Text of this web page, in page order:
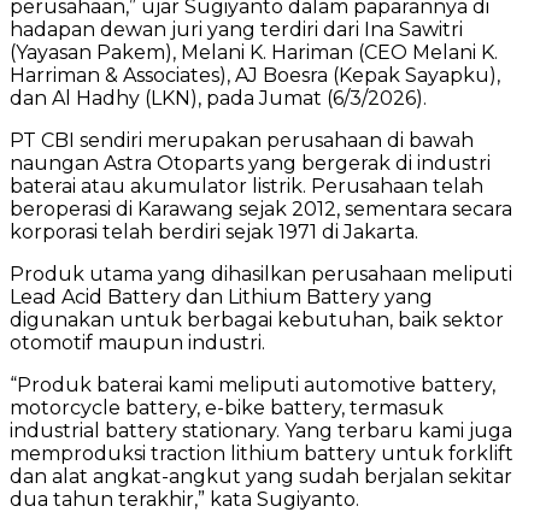
perusahaan,” ujar Sugiyanto dalam paparannya di
hadapan dewan juri yang terdiri dari Ina Sawitri
(Yayasan Pakem), Melani K. Hariman (CEO Melani K.
Harriman & Associates), AJ Boesra (Kepak Sayapku),
dan Al Hadhy (LKN), pada Jumat (6/3/2026).
PT CBI sendiri merupakan perusahaan di bawah
naungan Astra Otoparts yang bergerak di industri
baterai atau akumulator listrik. Perusahaan telah
beroperasi di Karawang sejak 2012, sementara secara
korporasi telah berdiri sejak 1971 di Jakarta.
Produk utama yang dihasilkan perusahaan meliputi
Lead Acid Battery dan Lithium Battery yang
digunakan untuk berbagai kebutuhan, baik sektor
otomotif maupun industri.
“Produk baterai kami meliputi automotive battery,
motorcycle battery, e-bike battery, termasuk
industrial battery stationary. Yang terbaru kami juga
memproduksi traction lithium battery untuk forklift
dan alat angkat-angkut yang sudah berjalan sekitar
dua tahun terakhir,” kata Sugiyanto.